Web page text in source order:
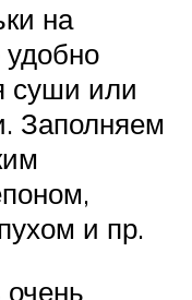
на
суши или
Заполняем
и пр.